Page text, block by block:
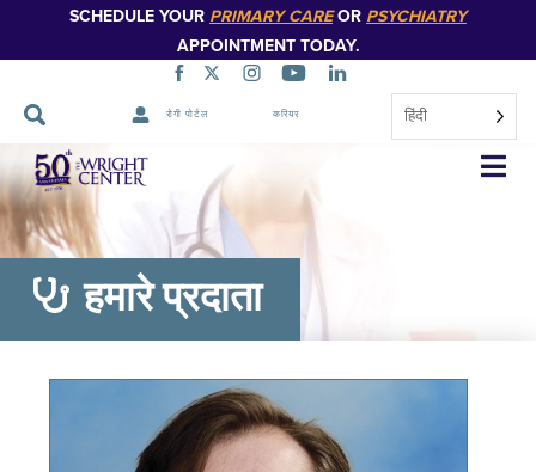
SCHEDULE YOUR PRIMARY CAREOR PSYCHIATRY
APPOINTMENT TODAY.
रोगी पोर्टल करियर हिंदी
नेविगेशन
छोड़ें
हमारे प्रदाता